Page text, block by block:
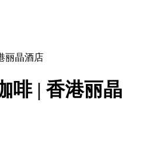
丽晶酒店
啡 | 香港丽晶